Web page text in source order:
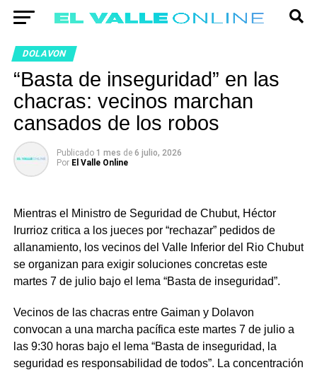
DOLAVON
“Basta de inseguridad” en las
chacras: vecinos marchan
cansados de los robos
Publicado 1 mes de 6 julio, 2026
Por El Valle Online
Mientras el Ministro de Seguridad de Chubut, Héctor
Irurrioz critica a los jueces por “rechazar” pedidos de
allanamiento, los vecinos del Valle Inferior del Rio Chubut
se organizan para exigir soluciones concretas este
martes 7 de julio bajo el lema “Basta de inseguridad”.
Vecinos de las chacras entre Gaiman y Dolavon
convocan a una marcha pacífica este martes 7 de julio a
las 9:30 horas bajo el lema “Basta de inseguridad, la
seguridad es responsabilidad de todos”. La concentración